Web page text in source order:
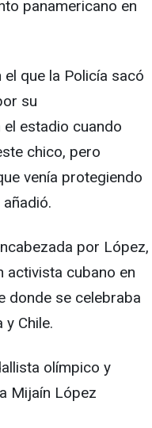
panamericano en
que la Policía sacó
su
estadio cuando
chico, pero
venía protegiendo
por López,
activista cubano en
donde se celebraba
Chile.
olímpico y
Mijaín López